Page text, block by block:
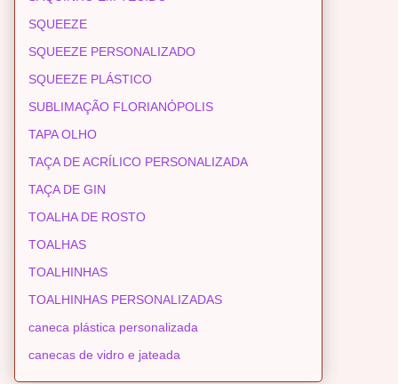
SQUEEZE
SQUEEZE PERSONALIZADO
SQUEEZE PLÁSTICO
SUBLIMAÇÃO FLORIANÓPOLIS
TAPA OLHO
TAÇA DE ACRÍLICO PERSONALIZADA
TAÇA DE GIN
TOALHA DE ROSTO
TOALHAS
TOALHINHAS
TOALHINHAS PERSONALIZADAS
caneca plástica personalizada
canecas de vidro e jateada